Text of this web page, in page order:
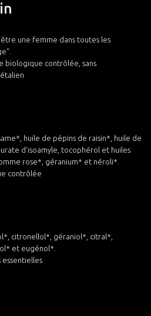
une femme dans toutes les
biologique contrôlée, sans
huile de pépins de raisin*, huile de
d'isoamyle, tocophérol et huiles
rose*, géranium* et néroli*.
contrôlée
citronellol*, géraniol*, citral*,
et eugénol*.
essentielles